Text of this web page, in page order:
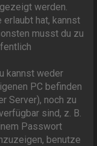
werden.
erlaubt hat, kannst
musst du zu
kannst weder
PC befinden
Server), noch zu
sind, z. B.
Passwort
benutze